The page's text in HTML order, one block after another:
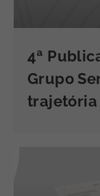
4ª
Grupo
trajetória